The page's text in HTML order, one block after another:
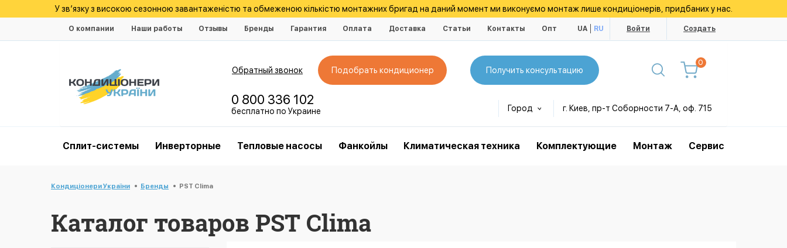
У зв’язку з високою сезонною завантаженістю та обмеженою кількістю монтажних бригад на даний момент ми виконуємо монтаж лише кондиціонерів, придбаних у нас.
О компании Наши работы Отзывы Бренды Гарантия Оплата Доставка Статьи Контакты Опт UA RU Войти Создать
Обратный звонок Подобрать кондиционер Получить консультацию
0
0 800 336 102
бесплатно по Украине Город г. Киев, пр-т Соборности 7-А, оф. 715
Cплит-системы Инверторные Тепловые насосы Фанкойлы Климатическая техника Комплектующие Монтаж Сервис
Кондиціонери України Бренды PST Clima
Каталог товаров PST Clima